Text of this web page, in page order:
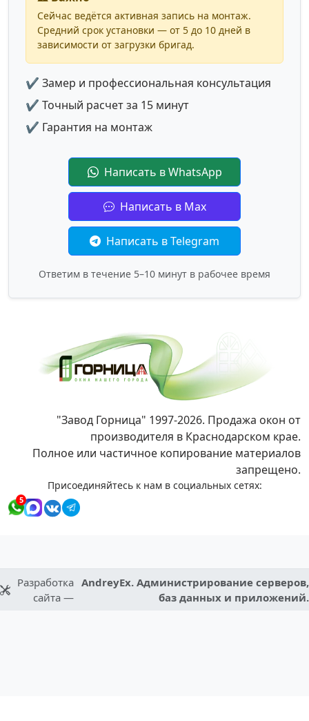
Сейчас ведётся активная запись на монтаж.
Средний срок установки — от 5 до 10 дней в
зависимости от загрузки бригад.
✔ Замер и профессиональная консультация
✔ Точный расчет за 15 минут
✔ Гарантия на монтаж
Написать в WhatsApp
Написать в Max
Написать в Telegram
Ответим в течение 5–10 минут в рабочее время
"Завод Горница" 1997-2026. Продажа окон от
производителя в Краснодарском крае.
Полное или частичное копирование материалов
запрещено.
Присоединяйтесь к нам в социальных сетях:
5
Разработка
сайта —
AndreyEx. Администрирование серверов,
баз данных и приложений.